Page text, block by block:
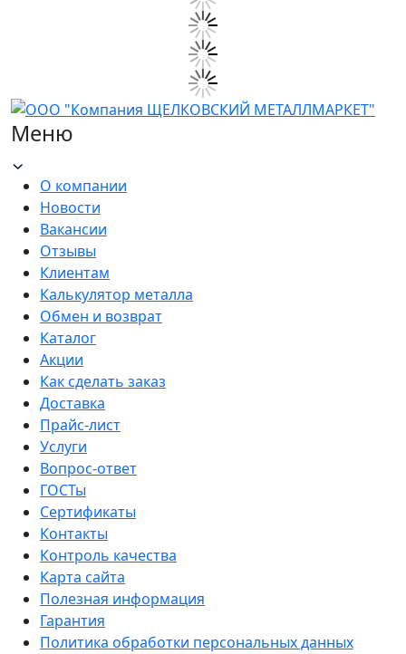
Меню
О компании
Новости
Вакансии
Отзывы
Клиентам
Калькулятор металла
Обмен и возврат
Каталог
Акции
Как сделать заказ
Доставка
Прайс-лист
Услуги
Вопрос-ответ
ГОСТы
Сертификаты
Контакты
Контроль качества
Карта сайта
Полезная информация
Гарантия
Политика обработки персональных данных